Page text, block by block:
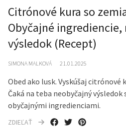
Citrónové kura so
Obyčajné
výsledok (Recept)
SIMONA MALKOVÁ 21.01.2025
Obed ako lusk. Vyskúšaj citrónové
Čaká na teba neobyčajný
obyčajnými ingredienciami.
ZDIEĽAŤ